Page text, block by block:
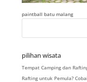
paintball batu malang
pilihan wisata
Tempat Camping dan
Rafting untuk Pemula?